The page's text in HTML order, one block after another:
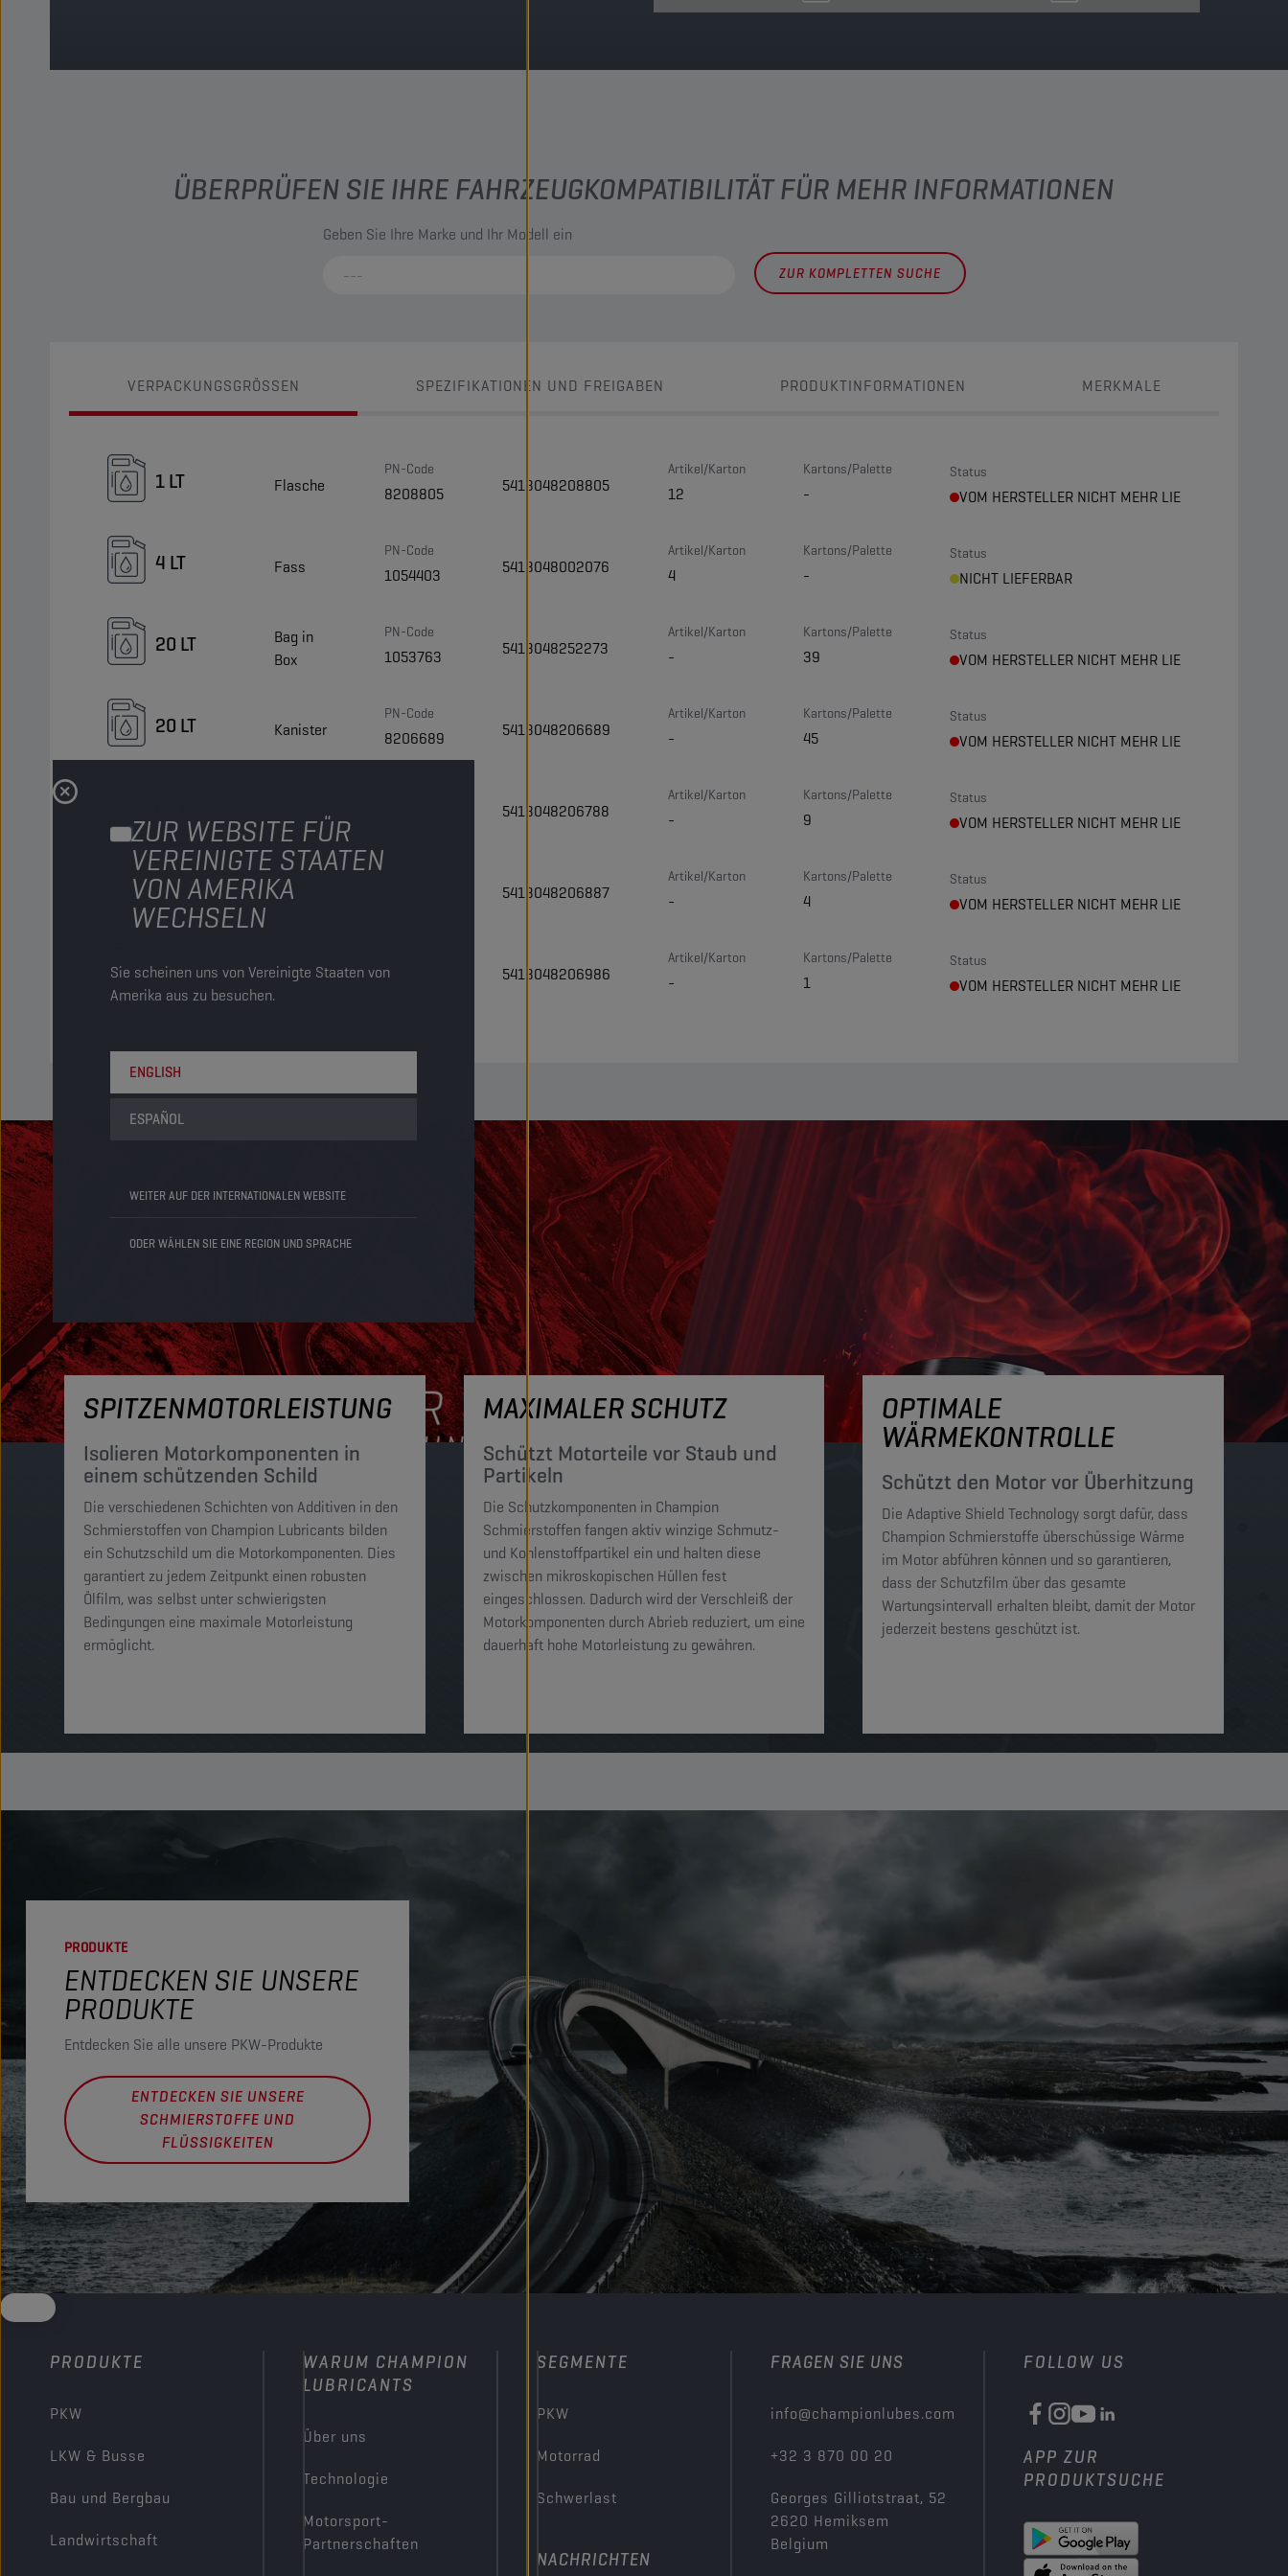
ZUR WEBSITE FÜR
VEREINIGTE STAATEN
VON AMERIKA
WECHSELN
Sie scheinen uns von Vereinigte Staaten von
Amerika aus zu besuchen.
ENGLISH
ESPAÑOL
WEITER AUF DER INTERNATIONALEN WEBSITE
ODER WÄHLEN SIE EINE REGION UND SPRACHE
ÜBERPRÜFEN SIE IHRE FAHRZEUGKOMPATIBILITÄT FÜR MEHR INFORMATIONEN
Geben Sie Ihre Marke und Ihr Modell ein
ZUR KOMPLETTEN SUCHE
VERPACKUNGSGRÖSSEN SPEZIFIKATIONEN UND FREIGABEN PRODUKTINFORMATIONEN MERKMALE
1 LT Flasche
PN-Code
8208805 5413048208805
Artikel/Karton
12
Kartons/Palette
-
Status
VOM HERSTELLER NICHT MEHR LIEFERBAR
4 LT Fass
PN-Code
1054403 5413048002076
Artikel/Karton
4
Kartons/Palette
-
Status
NICHT LIEFERBAR
20 LT
Bag in
Box
PN-Code
1053763 5413048252273
Artikel/Karton
-
Kartons/Palette
39
Status
VOM HERSTELLER NICHT MEHR LIEFERBAR
20 LT Kanister
PN-Code
8206689 5413048206689
Artikel/Karton
-
Kartons/Palette
45
Status
VOM HERSTELLER NICHT MEHR LIEFERBAR
5413048206788
Artikel/Karton
-
Kartons/Palette
9
Status
VOM HERSTELLER NICHT MEHR LIEFERBAR
205 LT Fass 5413048206887
Artikel/Karton
-
Kartons/Palette
4
Status
VOM HERSTELLER NICHT MEHR LIEFERBAR
1000 LT IBC 8206986 5413048206986
Artikel/Karton
-
Kartons/Palette
1
Status
VOM HERSTELLER NICHT MEHR LIEFERBAR
SPITZENMOTORLEISTUNG
Isolieren Motorkomponenten in
einem schützenden Schild
Die verschiedenen Schichten von Additiven in den
Schmierstoffen von Champion Lubricants bilden
ein Schutzschild um die Motorkomponenten. Dies
garantiert zu jedem Zeitpunkt einen robusten
Ölfilm, was selbst unter schwierigsten
Bedingungen eine maximale Motorleistung
ermöglicht.
MAXIMALER SCHUTZ
Schützt Motorteile vor Staub und
Partikeln
Die Schutzkomponenten in Champion
Schmierstoffen fangen aktiv winzige Schmutz-
und Kohlenstoffpartikel ein und halten diese
zwischen mikroskopischen Hüllen fest
eingeschlossen. Dadurch wird der Verschleiß der
Motorkomponenten durch Abrieb reduziert, um eine
dauerhaft hohe Motorleistung zu gewähren.
OPTIMALE
WÄRMEKONTROLLE
Schützt den Motor vor Überhitzung
Die Adaptive Shield Technology sorgt dafür, dass
Champion Schmierstoffe überschüssige Wärme
im Motor abführen können und so garantieren,
dass der Schutzfilm über das gesamte
Wartungsintervall erhalten bleibt, damit der Motor
jederzeit bestens geschützt ist.
PRODUKTE
ENTDECKEN SIE UNSERE
PRODUKTE
Entdecken Sie alle unsere PKW-Produkte
ENTDECKEN SIE UNSERE
SCHMIERSTOFFE UND
FLÜSSIGKEITEN
PRODUKTE
PKW
LKW & Busse
Bau und Bergbau
Landwirtschaft
WARUM CHAMPION
LUBRICANTS
Über uns
Technologie
Motorsport-
Partnerschaften
SEGMENTE
PKW
Motorrad
Schwerlast
NACHRICHTEN
FRAGEN SIE UNS
info@championlubes.com
+32 3 870 00 20
Georges Gilliotstraat, 52
2620 Hemiksem
Belgium
FOLLOW US
APP ZUR
PRODUKTSUCHE